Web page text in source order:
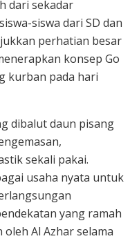
dari sekadar
siswa dari SD dan
perhatian besar
konsep Go
kurban pada hari
dibalut daun pisang
sekali pakai.
usaha nyata untuk
yang ramah
Al Azhar selama